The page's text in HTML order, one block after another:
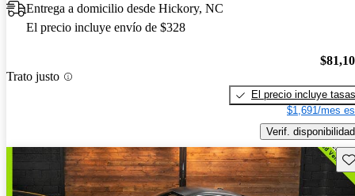
Entrega a domicilio desde Hickory, NC
El precio incluye envío de $328
Trato justo
El precio incluye tasas
$1,691/mes
Verif. disponibilidad